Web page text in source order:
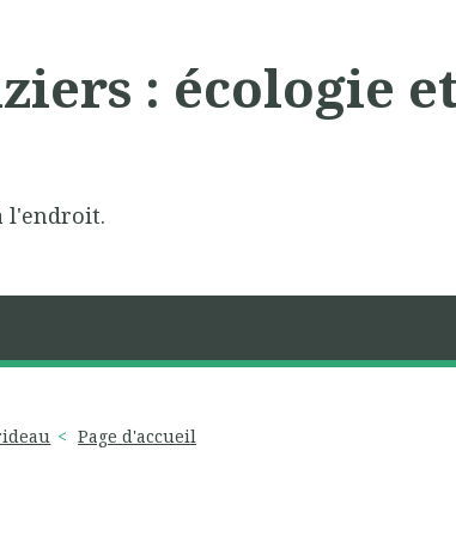
: écologie
l'endroit.
Page d'accueil